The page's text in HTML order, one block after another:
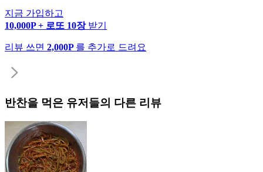
지금 가입하고
10,000P + 로또 10장 받기
리뷰 쓰면 2,000P 를 추가로 드려요
반찬을 먹은 유저들의 다른 리뷰